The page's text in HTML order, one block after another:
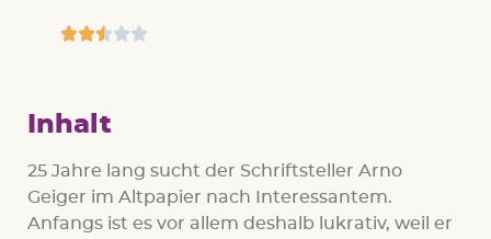

Inhalt
25 Jahre lang sucht der Schriftsteller Arno
Geiger im Altpapier nach Interessantem.
Anfangs ist es vor allem deshalb lukrativ, weil er